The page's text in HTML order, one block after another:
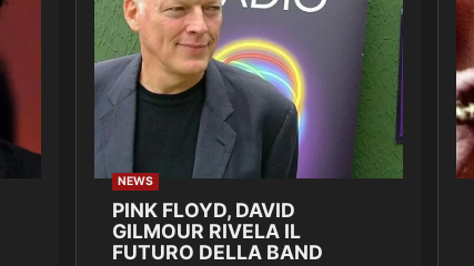
NEWS
PINK FLOYD, DAVID
GILMOUR RIVELA IL
FUTURO DELLA BAND